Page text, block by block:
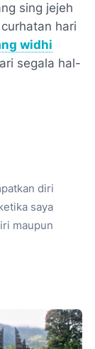
sing jejeh
hari
widhi
segala hal-
diri
saya
maupun